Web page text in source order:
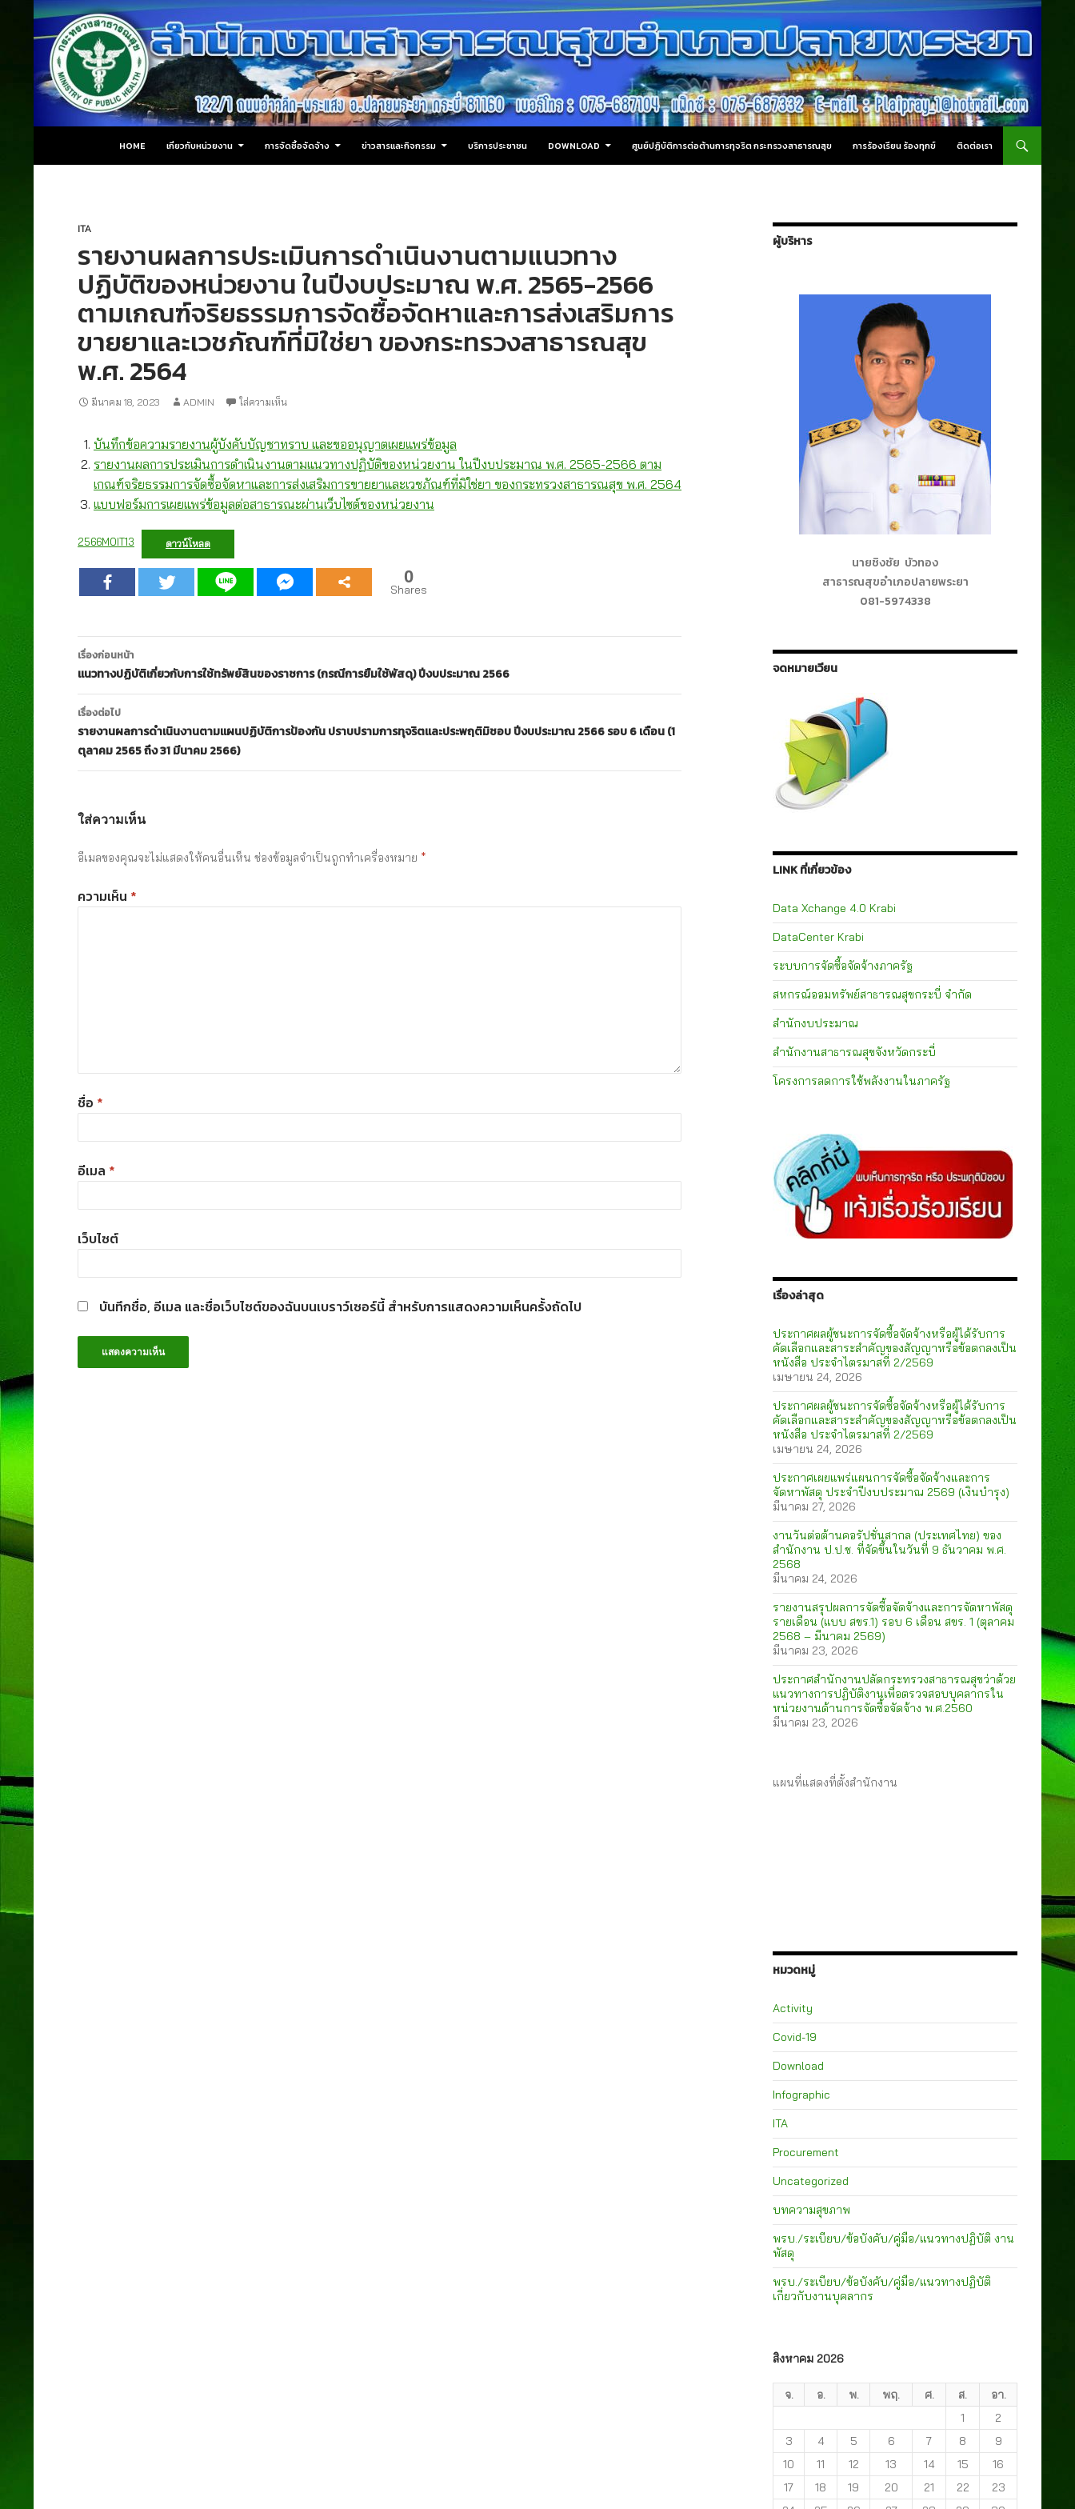
สำนักงานสาธารณสุขอำเภอปลายพระยา
HOME
เกี่ยวกับหน่วยงาน การจัดซื้อจัดจ้าง ข่าวสารและกิจกรรม บริการประชาชน DOWNLOAD ศูนย์ปฏิบัติการต่อต้านการทุจริต กระทรวงสาธารณสุข การร้องเรียน ร้องทุกข์ ติดต่อเรา
ITA
รายงานผลการประเมินการดำเนินงานตามแนวทาง
ปฏิบัติของหน่วยงาน ในปีงบประมาณ พ.ศ. 2565-2566
ตามเกณฑ์จริยธรรมการจัดซื้อจัดหาและการส่งเสริมการ
ขายยาและเวชภัณฑ์ที่มิใช่ยา ของกระทรวงสาธารณสุข
พ.ศ. 2564
มีนาคม 18, 2023 ADMIN ใส่ความเห็น
บันทึกข้อความรายงานผู้บังคับบัญชาทราบ และขออนุญาตเผยแพร่ข้อมูล
รายงานผลการประเมินการดำเนินงานตามแนวทางปฏิบัติของหน่วยงาน ในปีงบประมาณ พ.ศ. 2565-2566 ตาม
เกณฑ์จริยธรรมการจัดซื้อจัดหาและการส่งเสริมการขายยาและเวชภัณฑ์ที่มิใช่ยา ของกระทรวงสาธารณสุข พ.ศ. 2564
แบบฟอร์มการเผยแพร่ข้อมูลต่อสาธารณะผ่านเว็บไซต์ของหน่วยงาน
2566MOIT13 ดาวน์โหลด
0
Shares
เมนู
นำทาง
เรื่อง
เรื่องก่อนหน้า
แนวทางปฏิบัติเกี่ยวกับการใช้ทรัพย์สินของราชการ (กรณีการยืมใช้พัสดุ) ปีงบประมาณ 2566
เรื่องต่อไป
รายงานผลการดำเนินงานตามแผนปฏิบัติการป้องกัน ปราบปรามการทุจริตและประพฤติมิชอบ ปีงบประมาณ 2566 รอบ 6 เดือน (1
ตุลาคม 2565 ถึง 31 มีนาคม 2566)
ใส่ความเห็น
อีเมลของคุณจะไม่แสดงให้คนอื่นเห็น ช่องข้อมูลจำเป็นถูกทำเครื่องหมาย *
ความเห็น *
ชื่อ *
อีเมล *
เว็บไซต์
บันทึกชื่อ, อีเมล และชื่อเว็บไซต์ของฉันบนเบราว์เซอร์นี้ สำหรับการแสดงความเห็นครั้งถัดไป
ผู้บริหาร
นายชิงชัย บัวทอง
สาธารณสุขอำเภอปลายพระยา
081-5974338
จดหมายเวียน
LINK ที่เกี่ยวข้อง
Data Xchange 4.0 Krabi
DataCenter Krabi
ระบบการจัดซื้อจัดจ้างภาครัฐ
สหกรณ์ออมทรัพย์สาธารณสุขกระบี่ จำกัด
สำนักงบประมาณ
สำนักงานสาธารณสุขจังหวัดกระบี่
โครงการลดการใช้พลังงานในภาครัฐ
เรื่องล่าสุด
ประกาศผลผู้ชนะการจัดซื้อจัดจ้างหรือผู้ได้รับการ
คัดเลือกและสาระสำคัญของสัญญาหรือข้อตกลงเป็น
หนังสือ ประจำไตรมาสที่ 2/2569
เมษายน 24, 2026
ประกาศผลผู้ชนะการจัดซื้อจัดจ้างหรือผู้ได้รับการ
คัดเลือกและสาระสำคัญของสัญญาหรือข้อตกลงเป็น
หนังสือ ประจำไตรมาสที่ 2/2569
เมษายน 24, 2026
ประกาศเผยแพร่แผนการจัดซื้อจัดจ้างและการ
จัดหาพัสดุ ประจำปีงบประมาณ 2569 (เงินบำรุง)
มีนาคม 27, 2026
งานวันต่อต้านคอรัปชั่นสากล (ประเทศไทย) ของ
สำนักงาน ป.ป.ช. ที่จัดขึ้นในวันที่ 9 ธันวาคม พ.ศ.
2568
มีนาคม 24, 2026
รายงานสรุปผลการจัดซื้อจัดจ้างและการจัดหาพัสดุ
รายเดือน (แบบ สขร.1) รอบ 6 เดือน สขร. 1 (ตุลาคม
2568 – มีนาคม 2569)
มีนาคม 23, 2026
ประกาศสำนักงานปลัดกระทรวงสาธารณสุขว่าด้วย
แนวทางการปฏิบัติงานเพื่อตรวจสอบบุคลากรใน
หน่วยงานด้านการจัดซื้อจัดจ้าง พ.ศ.2560
มีนาคม 23, 2026
แผนที่แสดงที่ตั้งสำนักงาน
หมวดหมู่
Activity
Covid-19
Download
Infographic
ITA
Procurement
Uncategorized
บทความสุขภาพ
พรบ./ระเบียบ/ข้อบังคับ/คู่มือ/แนวทางปฏิบัติ งาน
พัสดุ
พรบ./ระเบียบ/ข้อบังคับ/คู่มือ/แนวทางปฏิบัติ
เกี่ยวกับงานบุคลากร
สิงหาคม 2026
จ. อ. พ. พฤ. ศ. ส.
อา.
1
2
3
4 5 6 7 8
9
10
11 12 13 14 15
16
17
18 19 20 21 22
23